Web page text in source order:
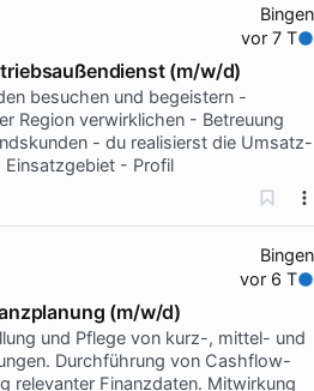
Bingen
vor 7 T
(m/w/d)
besuchen und begeistern -
Region verwirklichen - Betreuung
- du realisierst die Umsatz-
Einsatzgebiet - Profil
Bingen
vor 6 T
(m/w/d)
und Pflege von kurz-, mittel- und
Durchführung von Cashflow-
relevanter Finanzdaten. Mitwirkung